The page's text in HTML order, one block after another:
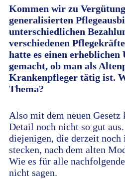
Kommen wir zu
generalisierten
unterschiedlichen
verschiedenen
hatte es einen erheblichen
gemacht, ob man als
Krankenpfleger tätig ist.
Thema?
Also mit dem neuen
Detail noch nicht so gut
diejenigen, die derzeit noch
stecken, nach dem alten
Wie es für alle
nicht sagen.